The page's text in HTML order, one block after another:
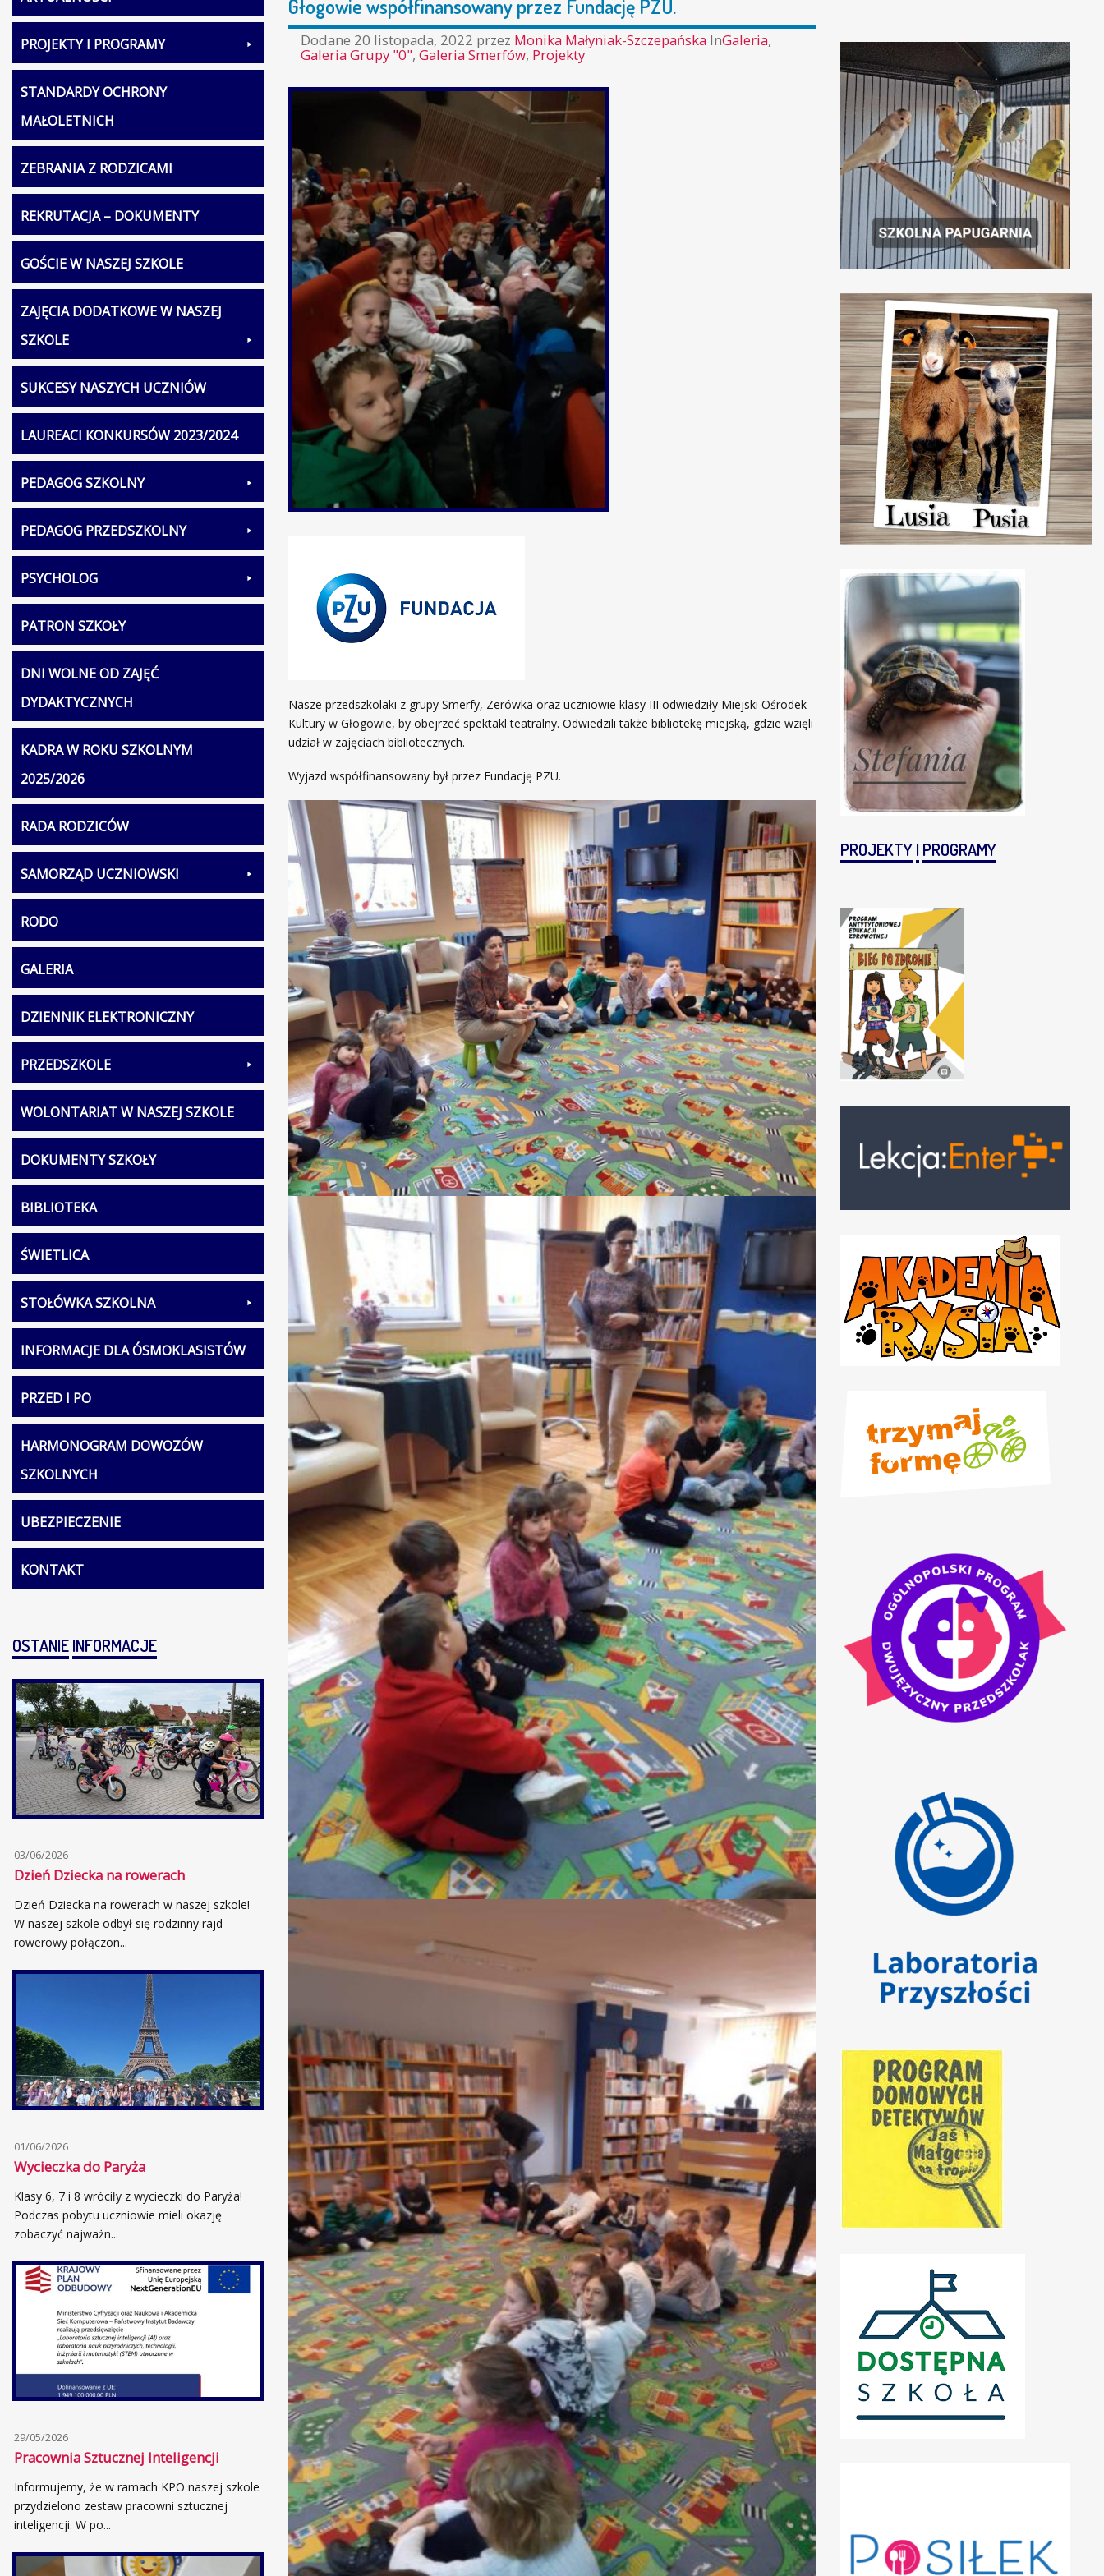
Głogowie współfinansowany przez Fundację PZU.
Dodane 20 listopada, 2022 przez Monika Małyniak-Szczepańska InGaleria,
Galeria Grupy "0", Galeria Smerfów, Projekty
Nasze przedszkolaki z grupy Smerfy, Zerówka oraz uczniowie klasy III odwiedziły Miejski Ośrodek
Kultury w Głogowie, by obejrzeć spektakl teatralny. Odwiedzili także bibliotekę miejską, gdzie wzięli
udział w zajęciach bibliotecznych.
Wyjazd współfinansowany był przez Fundację PZU.
PROJEKTY I PROGRAMY
STANDARDY OCHRONY
MAŁOLETNICH
ZEBRANIA Z RODZICAMI
REKRUTACJA – DOKUMENTY
GOŚCIE W NASZEJ SZKOLE
ZAJĘCIA DODATKOWE W NASZEJ
SZKOLE
SUKCESY NASZYCH UCZNIÓW
LAUREACI KONKURSÓW 2023/2024
PEDAGOG SZKOLNY
PEDAGOG PRZEDSZKOLNY
PSYCHOLOG
PATRON SZKOŁY
DNI WOLNE OD ZAJĘĆ
DYDAKTYCZNYCH
KADRA W ROKU SZKOLNYM
2025/2026
RADA RODZICÓW
SAMORZĄD UCZNIOWSKI
RODO
GALERIA
DZIENNIK ELEKTRONICZNY
PRZEDSZKOLE
WOLONTARIAT W NASZEJ SZKOLE
DOKUMENTY SZKOŁY
BIBLIOTEKA
ŚWIETLICA
STOŁÓWKA SZKOLNA
INFORMACJE DLA ÓSMOKLASISTÓW
PRZED I PO
HARMONOGRAM DOWOZÓW
SZKOLNYCH
UBEZPIECZENIE
KONTAKT
OSTANIEINFORMACJE
03/06/2026
Dzień Dziecka na rowerach
Dzień Dziecka na rowerach w naszej szkole!
W naszej szkole odbył się rodzinny rajd
rowerowy połączon...
01/06/2026
Wycieczka do Paryża
Klasy 6, 7 i 8 wróciły z wycieczki do Paryża!
Podczas pobytu uczniowie mieli okazję
zobaczyć najważn...
29/05/2026
Pracownia Sztucznej Inteligencji
Informujemy, że w ramach KPO naszej szkole
przydzielono zestaw pracowni sztucznej
inteligencji. W po...
PROJEKTYIPROGRAMY